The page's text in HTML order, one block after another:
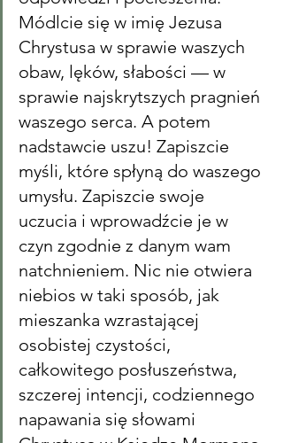
Módlcie się w imię Jezusa
Chrystusa w sprawie waszych
obaw, lęków, słabości — w
sprawie najskrytszych pragnień
waszego serca. A potem
nadstawcie uszu! Zapiszcie
myśli, które spłyną do waszego
umysłu. Zapiszcie swoje
uczucia i wprowadźcie je w
czyn zgodnie z danym wam
natchnieniem. Nic nie otwiera
niebios w taki sposób, jak
mieszanka wzrastającej
osobistej czystości,
całkowitego posłuszeństwa,
szczerej intencji, codziennego
napawania się słowami